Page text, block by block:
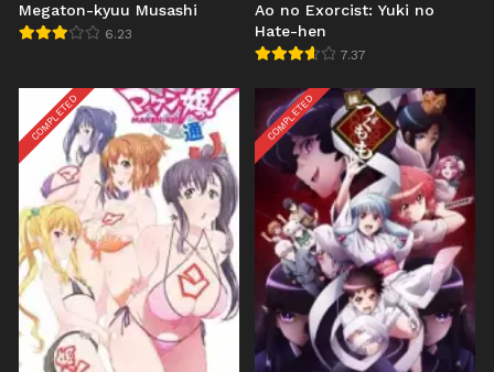
Megaton-kyuu Musashi
6.23
Ao no Exorcist: Yuki no
Hate-hen
7.37
COMPLETED COMPLETED